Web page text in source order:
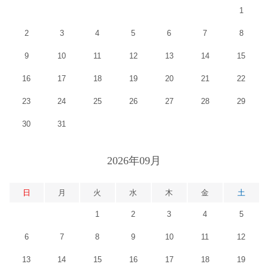
1
2 3 4 5 6 7 8
9 10 11 12 13 14 15
16 17 18 19 20 21 22
23 24 25 26 27 28 29
30 31
2026年09月
日 月 火 水 木 金 土
1 2 3 4 5
6 7 8 9 10 11 12
13 14 15 16 17 18 19